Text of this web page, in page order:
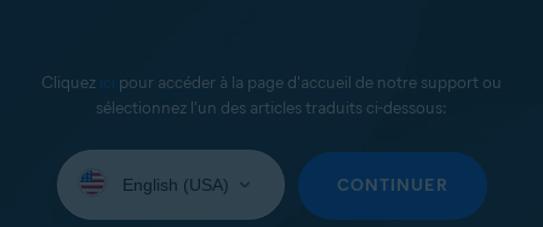
Cliquez ici pour accéder à la page d'accueil de notre support ou
sélectionnez l'un des articles traduits ci-dessous:
une
CONTINUER